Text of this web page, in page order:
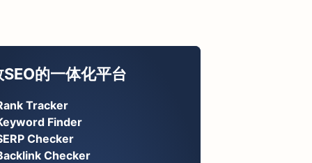
SEO的一体化平台
Tracker
Finder
Checker
Checker